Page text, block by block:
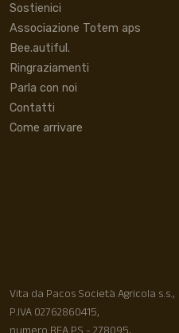
Sostienici
Associazione Totem aps
Bee.autiful.
Ringraziamenti
Parla con noi
Contatti
Come arrivare
Vita da Pacos Società Agricola s.s.,
P.IVA 02762860415,